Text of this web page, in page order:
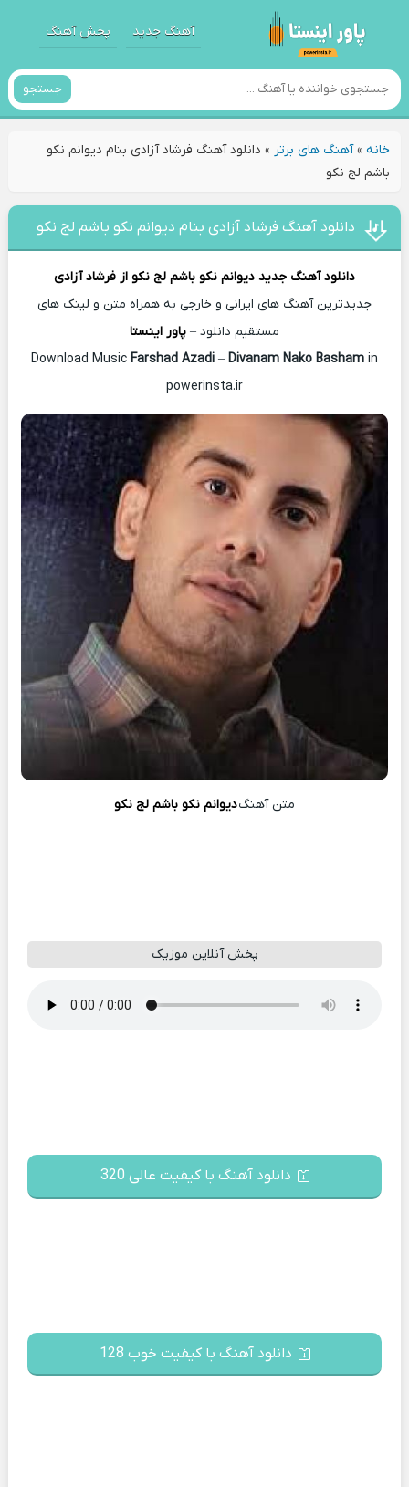
آهنگ جدید پخش آهنگ
جستجو
خانه»آهنگ های برتر » دانلود آهنگ فرشاد آزادی بنام دیوانم نکو
باشم لج نکو
دانلود آهنگ فرشاد آزادی بنام دیوانم نکو باشم لج نکو
دانلود آهنگ جدید دیوانم نکو باشم لج نکو از فرشاد آزادی
جدیدترین آهنگ های ایرانی و خارجی به همراه متن و لینک های
مستقیم دانلود – پاور اینستا
Farshad Azadi– Divanam Nako Basham in
powerinsta.ir
متن آهنگدیوانم نکو باشم لج نکو
پخش آنلاین موزیک
دانلود آهنگ با کیفیت عالی 320
دانلود آهنگ با کیفیت خوب 128